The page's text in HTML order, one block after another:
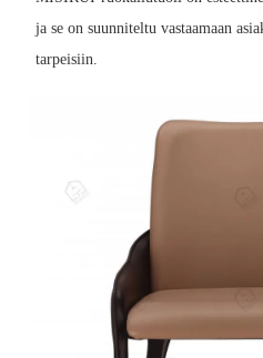
ja se on suunniteltu vastaamaan
tarpeisiin.